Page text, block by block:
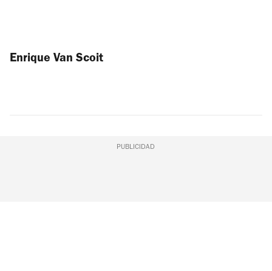
Enrique Van Scoit
PUBLICIDAD